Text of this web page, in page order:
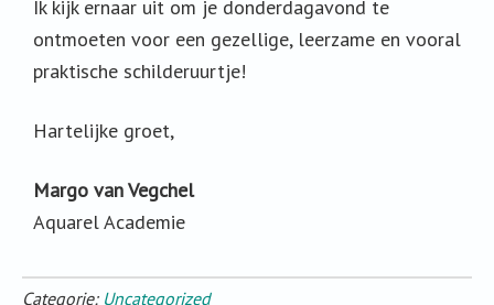
Ik kijk ernaar uit om je donderdagavond te
ontmoeten voor een gezellige, leerzame en vooral
praktische schilderuurtje!
Hartelijke groet,
Margo van Vegchel
Aquarel Academie
Categorie: Uncategorized